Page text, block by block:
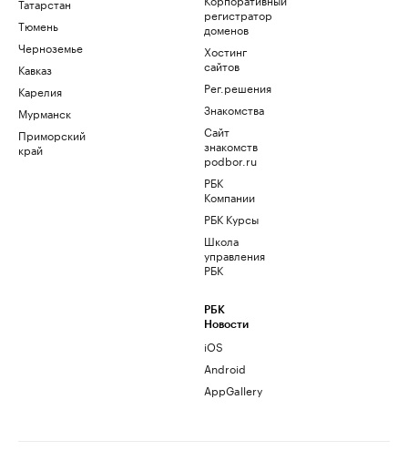
Тюмень
Черноземье
Кавказ
Карелия
Мурманск
Приморский
край
регистратор
доменов
Хостинг
сайтов
Рег.решения
Знакомства
Сайт
знакомств
podbor.ru
РБК
Компании
РБК Курсы
Школа
управления
РБК
РБК
Новости
iOS
Android
AppGallery